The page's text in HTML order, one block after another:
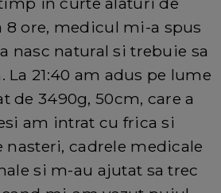
8 ore, medicul mi-a spus
nasc natural si trebuie sa
La 21:40 am adus pe lume
de 3490g, 50cm, care a
am intrat cu frica si
cadrele medicale
si m-au ajutat sa trec